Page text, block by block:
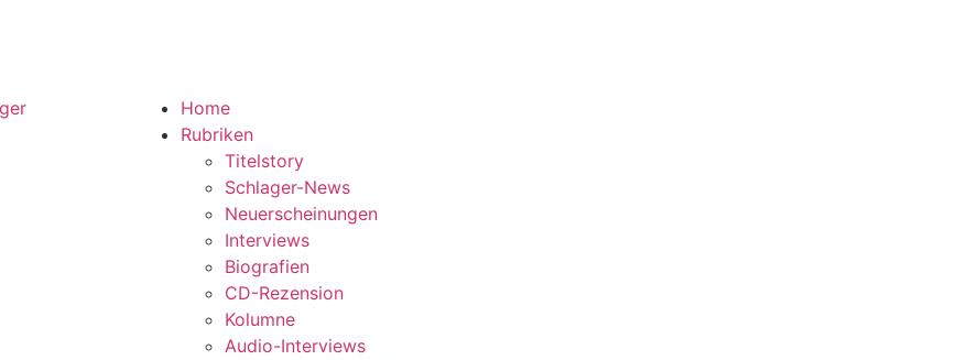
Home
Rubriken
Titelstory
Schlager-News
Neuerscheinungen
Interviews
Biografien
CD-Rezension
Kolumne
Audio-Interviews